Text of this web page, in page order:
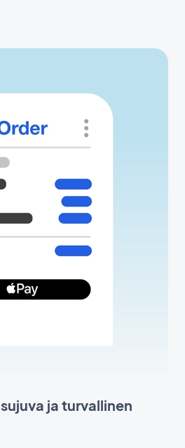
ja turvallinen